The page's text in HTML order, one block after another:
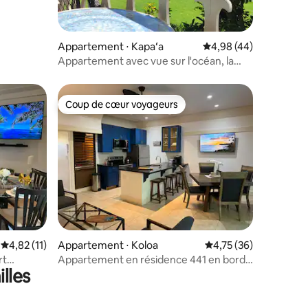
Appartement ⋅ Kapaʻa Évaluation moyenne
4,98 (44)
Appartement avec vue sur l'océan, la
: 4,87 sur 5
Évaluation moyenne sur la base de 11 commentaires : 4,82 sur 5
4,82 (11)
Coup de cœur voyageurs
Coup de cœur voyageurs
Appartement ⋅ Koloa Évaluation moyenne
4,75 (36)
Appartement en résidence 441 en bord